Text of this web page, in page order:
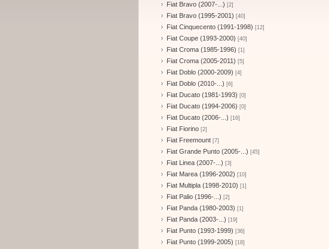
Fiat Bravo (2007-...) [2]
Fiat Bravo (1995-2001) [40]
Fiat Cinquecento (1991-1998) [12]
Fiat Coupe (1993-2000) [40]
Fiat Croma (1985-1996) [1]
Fiat Croma (2005-2011) [5]
Fiat Doblo (2000-2009) [4]
Fiat Doblo (2010-...) [6]
Fiat Ducato (1981-1993) [0]
Fiat Ducato (1994-2006) [0]
Fiat Ducato (2006-...) [16]
Fiat Fiorino [2]
Fiat Freemount [7]
Fiat Grande Punto (2005-...) [45]
Fiat Linea (2007-...) [3]
Fiat Marea (1996-2002) [10]
Fiat Multipla (1998-2010) [1]
Fiat Palio (1996-...) [2]
Fiat Panda (1980-2003) [1]
Fiat Panda (2003-...) [19]
Fiat Punto (1993-1999) [36]
Fiat Punto (1999-2005) [18]